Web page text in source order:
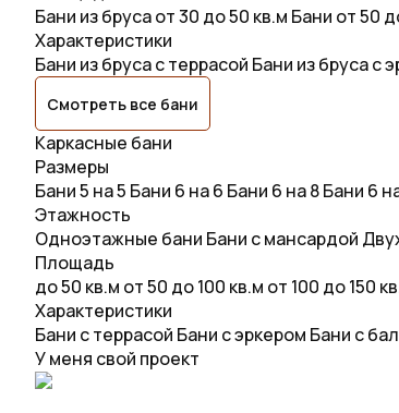
Бани из бруса от 30 до 50 кв.м Бани от 50
Характеристики
Бани из бруса с террасой Бани из бруса с
Смотреть все бани
Каркасные бани
Размеры
Бани 5 на 5 Бани 6 на 6 Бани 6 на 8Бани 6
Этажность
Одноэтажные бани Бани с мансардой
Площадь
до 50 кв.м от 50 до 100 кв.м от 100 до 150
Характеристики
Бани с террасой Бани с эркером Бани с
У меня свой проект